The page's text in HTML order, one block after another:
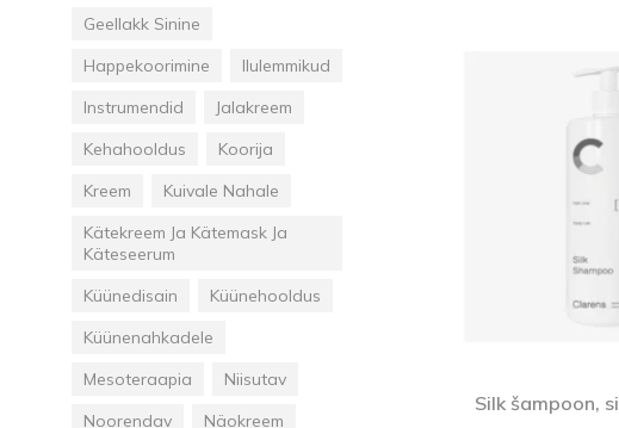
Geellakk Sinine
Happekoorimine
Ilulemmikud
Instrumendid
Jalakreem
Kehahooldus
Koorija
Kreem
Kuivale Nahale
Kätekreem Ja Kätemask Ja
Käteseerum
Küünedisain
Küünehooldus
Küünenahkadele
Mesoteraapia
Niisutav
Noorendav
Näokreem
Silk šampoon,